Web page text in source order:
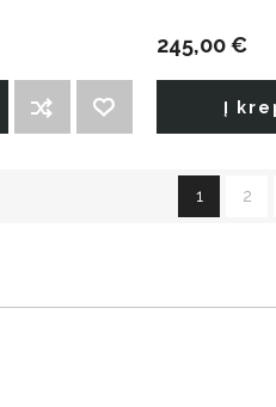
245,00 €
Į
1 2